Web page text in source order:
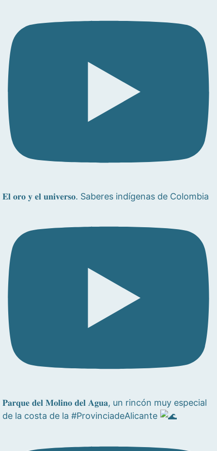
𝐄𝐥 𝐨𝐫𝐨 𝐲 𝐞𝐥 𝐮𝐧𝐢𝐯𝐞𝐫𝐬𝐨. Saberes indígenas de Colombia
𝐏𝐚𝐫𝐪𝐮𝐞 𝐝𝐞𝐥 𝐌𝐨𝐥𝐢𝐧𝐨 𝐝𝐞𝐥 𝐀𝐠𝐮𝐚, un rincón muy especial
de la costa de la #ProvinciadeAlicante